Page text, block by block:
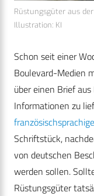
Rüstungsgüter aus
Illustration: KI
Schon seit einer
Boulevard-Medien
über einen Brief
Informationen zu
Schriftstück,
von deutschen
werden sollen.
Rüstungsgüter